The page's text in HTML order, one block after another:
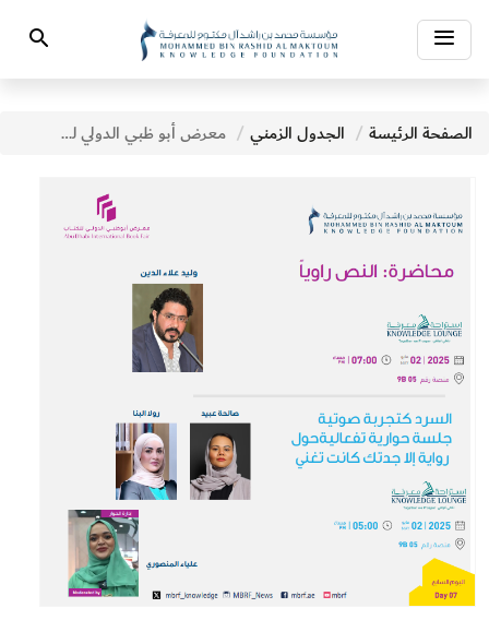
Toggle
navigation
Search
الصفحة الرئيسة الجدول الزمني معرض أبو ظبي الدولي للكتاب - فعاليات اليوم السابع